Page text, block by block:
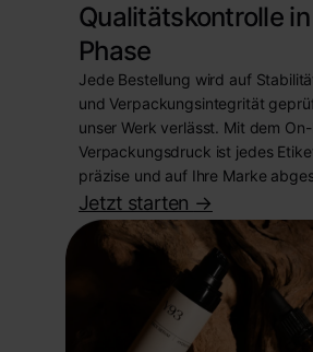
Qualitätskontrolle
Phase
Jede Bestellung wird auf
und Verpackungsintegrität
unser Werk verlässt. Mit dem
Verpackungsdruck ist jedes
präzise und auf Ihre Marke
Jetzt starten ->